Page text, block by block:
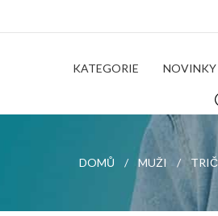
KATEGORIE NOVINKY
DOMŮ MUŽI